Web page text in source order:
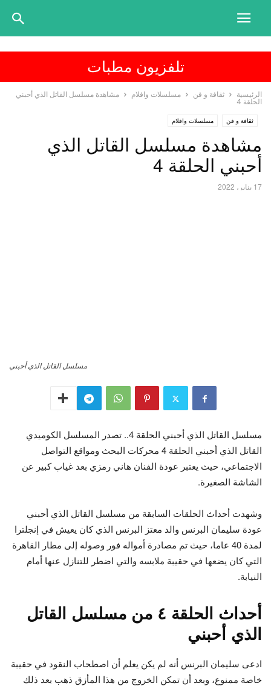
تلفزيون مطبات
الرئيسية ثقافة و فن مسلسلات وافلام
مشاهدة مسلسل القاتل الذي أحبني
الحلقة 4
ثقافة و فن مسلسلات وافلام
مشاهدة مسلسل القاتل الذي
أحبني الحلقة 4
17 يناير، 2022
مسلسل القاتل الذي أحبني
مسلسل القاتل الذي أحبني الحلقة 4.. تصدر المسلسل الكوميدي
القاتل الذي أحبني الحلقة 4 محركات البحث ومواقع التواصل
الاجتماعي، حيث يعتبر عودة الفنان هاني رمزي بعد غياب كبير عن
الشاشة الصغيرة.
وشهدت أحداث الحلقات السابقة من مسلسل القاتل الذي أحبني
عودة سليمان البرنس والد معتز البرنس الذي كان يعيش في إنجلترا
لمدة 40 عاما، حيث تم مصادرة أمواله فور وصوله إلى مطار القاهرة
التي كان يضعها في حقيبة ملابسه والتي اضطر للتنازل عنها أمام
النيابة.
أحداث الحلقة ٤ من مسلسل القاتل
الذي أحبني
ادعى سليمان البرنس أنه لم يكن يعلم أن اصطحاب النقود في حقيبة
خاصة ممنوع، وبعد أن تمكن الخروج من هذا المأزق ذهب بعد ذلك